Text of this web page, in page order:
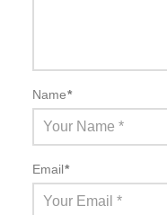
Name*
Email*